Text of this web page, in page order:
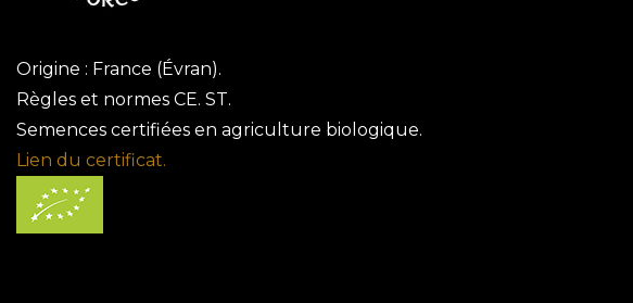
Origine : France (Évran).
Règles et normes CE. ST.
Semences certifiées en agriculture biologique.
Lien du certificat.